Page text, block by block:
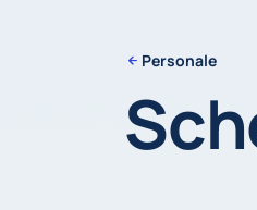
Personale